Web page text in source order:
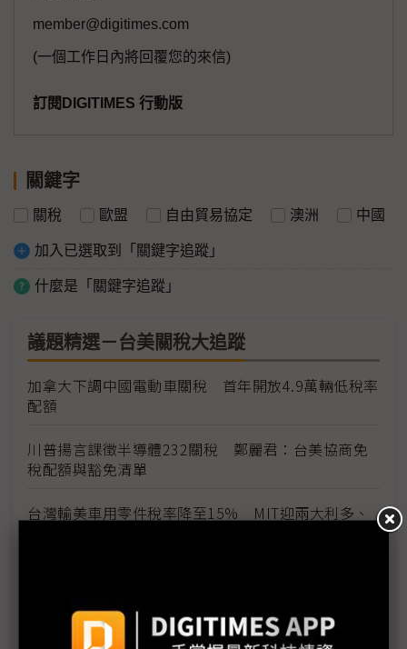
member@digitimes.com
(一個工作日內將回覆您的來信)
訂閱DIGITIMES 行動版
關鍵字
關稅 歐盟 自由貿易協定 澳洲 中國
加入已選取到「關鍵字追蹤」
什麼是「關鍵字追蹤」
議題精選－台美關稅大追蹤
加拿大下調中國電動車關稅 首年開放4.9萬輛低稅率
配額
川普揚言課徵半導體232關稅 鄭麗君：台美協商免
稅配額與豁免清單
台灣輸美車用零件稅率降至15% MIT迎兩大利多、
台美關稅與能源價格成兩大關鍵 尚騰看好2H26車市